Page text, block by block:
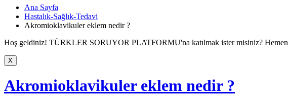
Ana Sayfa
Hastalık-Sağlık-Tedavi
Akromioklavikuler eklem nedir ?
Hoş geldiniz! TÜRKLER SORUYOR PLATFORMU'na katılmak ister misiniz? Hemen
Akromioklavikuler eklem nedir ?